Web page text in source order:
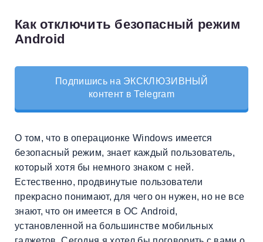
Как отключить безопасный режим
Android
Подпишись на ЭКСКЛЮЗИВНЫЙ
контент в Telegram
О том, что в операционке Windows имеется
безопасный режим, знает каждый пользователь,
который хотя бы немного знаком с ней.
Естественно, продвинутые пользователи
прекрасно понимают, для чего он нужен, но не все
знают, что он имеется в ОС Android,
установленной на большинстве мобильных